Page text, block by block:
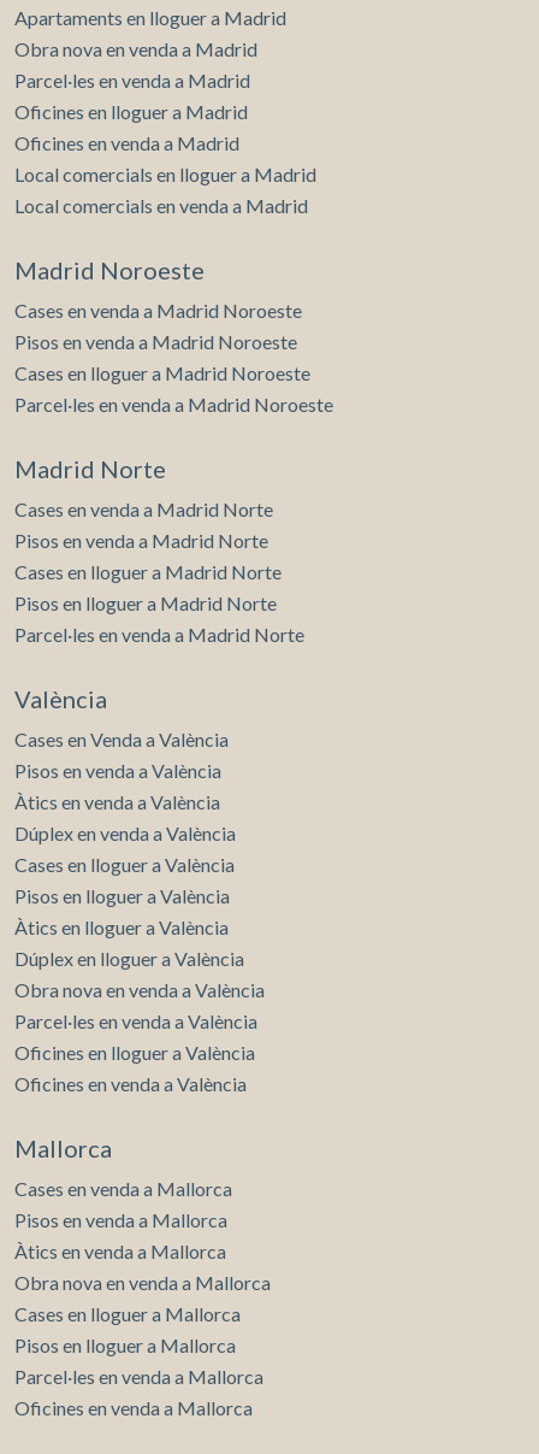
Apartaments en lloguer a Madrid
Obra nova en venda a Madrid
Parcel·les en venda a Madrid
Oficines en lloguer a Madrid
Oficines en venda a Madrid
Local comercials en lloguer a Madrid
Local comercials en venda a Madrid
Madrid Noroeste
Cases en venda a Madrid Noroeste
Pisos en venda a Madrid Noroeste
Cases en lloguer a Madrid Noroeste
Parcel·les en venda a Madrid Noroeste
Madrid Norte
Cases en venda a Madrid Norte
Pisos en venda a Madrid Norte
Cases en lloguer a Madrid Norte
Pisos en lloguer a Madrid Norte
Parcel·les en venda a Madrid Norte
València
Cases en Venda a València
Pisos en venda a València
Àtics en venda a València
Dúplex en venda a València
Cases en lloguer a València
Pisos en lloguer a València
Àtics en lloguer a València
Dúplex en lloguer a València
Obra nova en venda a València
Parcel·les en venda a València
Oficines en lloguer a València
Oficines en venda a València
Mallorca
Cases en venda a Mallorca
Pisos en venda a Mallorca
Àtics en venda a Mallorca
Obra nova en venda a Mallorca
Cases en lloguer a Mallorca
Pisos en lloguer a Mallorca
Parcel·les en venda a Mallorca
Oficines en venda a Mallorca